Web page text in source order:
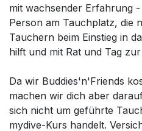
mit wachsender Erfahrung
Person am Tauchplatz, die
Tauchern beim Einstieg in
hilft und mit Rat und Tag
Da wir Buddies'n'Friends
machen wir dich aber
sich nicht um geführte
mydive-Kurs handelt.